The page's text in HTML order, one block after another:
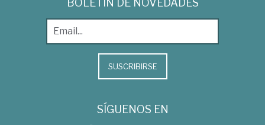
SUSCRIBIRSE
SÍGUENOS EN